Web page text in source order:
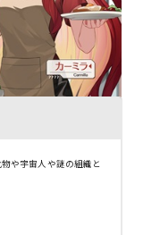
や宇宙人や謎の組織と